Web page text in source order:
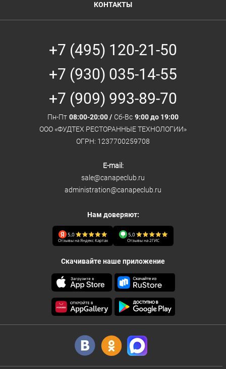
КОНТАКТЫ
+7 (495) 120-21-50
+7 (930) 035-14-55
+7 (909) 993-89-70
Пн-Пт 08:00-20:00 / Сб-Вс 9:00 до 19:00
ООО «ФУДТЕХ РЕСТОРАННЫЕ ТЕХНОЛОГИИ»
ОГРН: 1237700259708
E-mail:
sale@canapeclub.ru
administration@canapeclub.ru
Нам доверяют:
5,0
Отзывы на Яндекс Картах
5,0
Отзывы на 2ГИС
Скачивайте наше приложение